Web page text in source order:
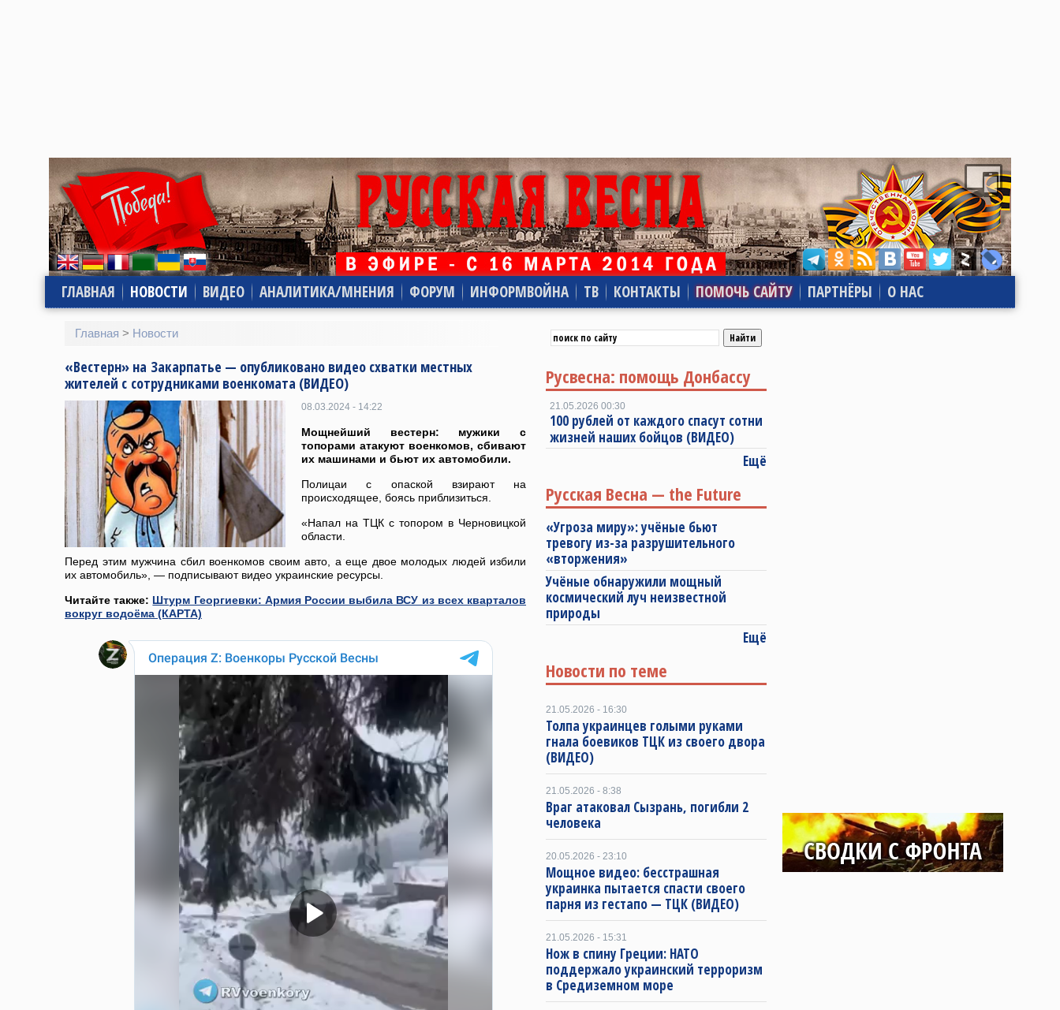
ГЛАВНАЯ НОВОСТИ ВИДЕО АНАЛИТИКА/МНЕНИЯ ФОРУМ ИНФОРМВОЙНА ТВ КОНТАКТЫ ПОМОЧЬ САЙТУ ПАРТНЁРЫ О НАС
Главная > Новости
«Вестерн» на Закарпатье — опубликовано видео схватки местных
жителей с сотрудниками военкомата (ВИДЕО)
08.03.2024 - 14:22
Мощнейший вестерн: мужики с
топорами атакуют военкомов, сбивают
их машинами и бьют их автомобили.
Полицаи с опаской взирают на
происходящее, боясь приблизиться.
«Напал на ТЦК с топором в Черновицкой
области.
Перед этим мужчина сбил военкомов своим авто, а еще двое молодых людей избили
их автомобиль», — подписывают видео украинские ресурсы.
Читайте также: Штурм Георгиевки: Армия России выбила ВСУ из всех кварталов
вокруг водоёма (КАРТА)
Русвесна: помощь Донбассу
21.05.2026 00:30
100 рублей от каждого спасут сотни
жизней наших бойцов (ВИДЕО)
Ещё
Русская Весна — the Future
«Угроза миру»: учёные бьют
тревогу из-за разрушительного
«вторжения»
Учёные обнаружили мощный
космический луч неизвестной
природы
Ещё
Новости по теме
21.05.2026 - 16:30
Толпа украинцев голыми руками
гнала боевиков ТЦК из своего двора
(ВИДЕО)
21.05.2026 - 8:38
Враг атаковал Сызрань, погибли 2
человека
20.05.2026 - 23:10
Мощное видео: бесстрашная
украинка пытается спасти своего
парня из гестапо — ТЦК (ВИДЕО)
21.05.2026 - 15:31
Нож в спину Греции: НАТО
поддержало украинский терроризм
в Средиземном море